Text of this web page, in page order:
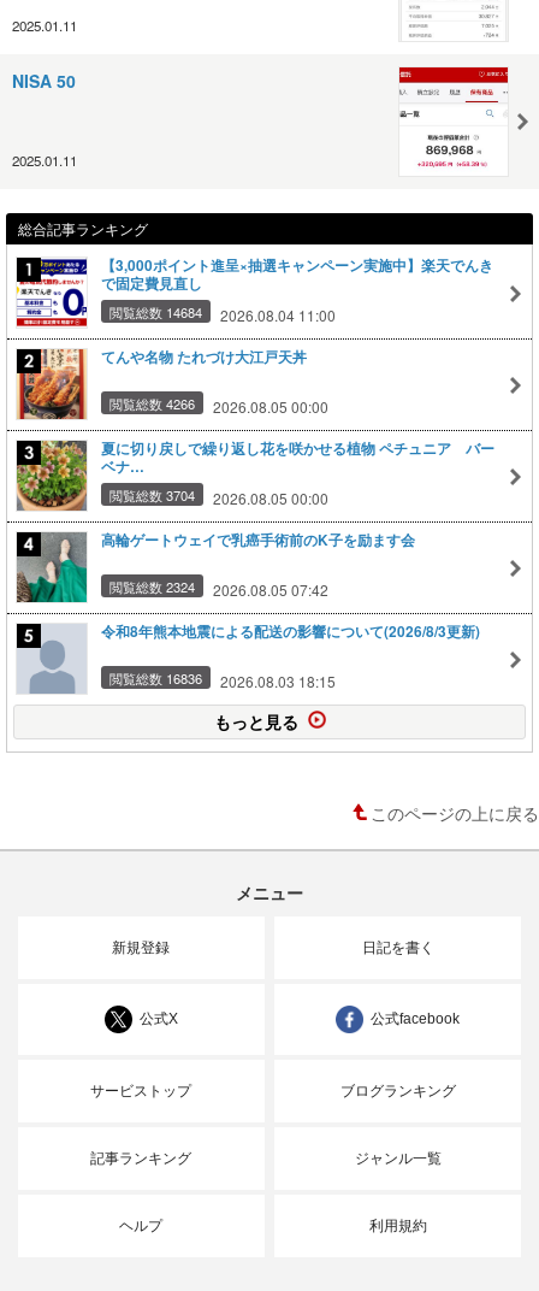
2025.01.11
NISA 50
2025.01.11
総合記事ランキング
【3,000ポイント進呈×抽選キャンペーン実施中】楽天でんき
で固定費見直し
閲覧総数 14684 2026.08.04 11:00
てんや名物 たれづけ大江戸天丼
閲覧総数 4266 2026.08.05 00:00
夏に切り戻しで繰り返し花を咲かせる植物 ペチュニア バー
ベナ…
閲覧総数 3704 2026.08.05 00:00
高輪ゲートウェイで乳癌手術前のK子を励ます会
閲覧総数 2324 2026.08.05 07:42
令和8年熊本地震による配送の影響について(2026/8/3更新)
閲覧総数 16836 2026.08.03 18:15
もっと見る
このページの上に戻る
メニュー
新規登録 日記を書く
公式X 公式facebook
サービストップ ブログランキング
記事ランキング ジャンル一覧
ヘルプ 利用規約